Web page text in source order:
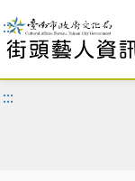
:::
:::